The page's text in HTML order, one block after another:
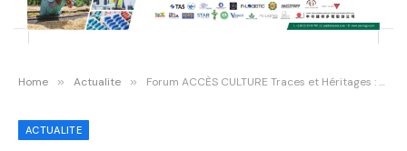
Home » Actualite » Forum ACCÈS CULTURE Traces et Héritages : plaidoyer pour faire de la culture un levier de développement
ACTUALITE